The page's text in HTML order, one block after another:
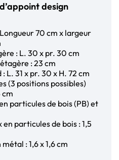
design
70 cm x largeur
: L. 30 x pr. 30 cm
: 23 cm
L. 31 x pr. 30 x H. 72 cm
(3 positions possibles)
cm
particules de bois (PB) et
particules de bois : 1,5
: 1,6 x 1,6 cm